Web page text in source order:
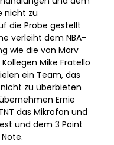
nicht zu
die Probe gestellt
verleiht dem NBA-
wie die von Marv
Mike Fratello
ein Team, das
zu überbieten
Ernie
das Mikrofon und
und dem 3 Point